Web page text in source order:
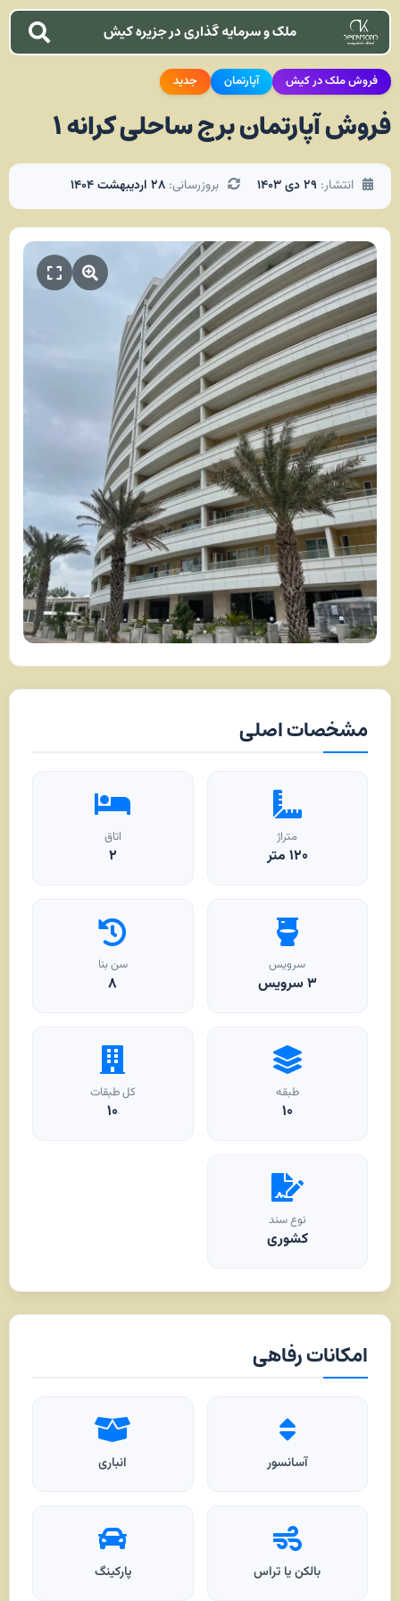
ملک و سرمایه گذاری در جزیره کیش
فروش ملک در کیش آپارتمان جدید
فروش آپارتمان برج ساحلی کرانه ۱
انتشار: ۲۹ دی ۱۴۰۳ بروزرسانی: ۲۸ اردیبهشت ۱۴۰۴
مشخصات اصلی
متراژ
۱۲۰ متر
اتاق
۲
سرویس
۳ سرویس
سن بنا
۸
طبقه
۱۰
کل طبقات
۱۰
نوع سند
کشوری
امکانات رفاهی
آسانسور انباری
بالکن یا تراس پارکینگ